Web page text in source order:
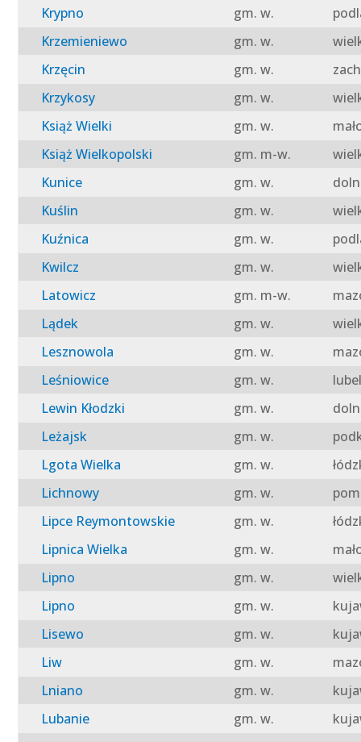
Krypno
gm. w.
Krzemieniewo
gm. w.
Krzęcin
gm. w.
Krzykosy
gm. w.
Książ Wielki
gm. w.
Książ Wielkopolski
gm. m-w.
Kunice
gm. w.
Kuślin
gm. w.
Kuźnica
gm. w.
Kwilcz
gm. w.
Latowicz
gm. m-w.
Lądek
gm. w.
Lesznowola
gm. w.
Leśniowice
gm. w.
Lewin Kłodzki
gm. w.
Leżajsk
gm. w.
Lgota Wielka
gm. w.
Lichnowy
gm. w.
Lipce Reymontowskie
gm. w.
Lipnica Wielka
gm. w.
Lipno
gm. w.
Lipno
gm. w.
Lisewo
gm. w.
Liw
gm. w.
Lniano
gm. w.
Lubanie
gm. w.